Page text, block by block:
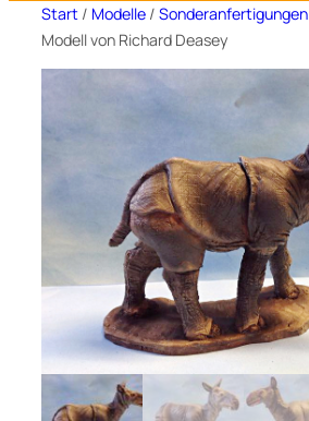
Start / Modelle / Sonderanfertigungen
Modell von Richard Deasey